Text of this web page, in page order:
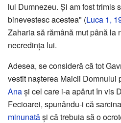
lui Dumnezeu. Și am fost trimis
binevestesc acestea" (Luca 1,
Zaharia să rămână mut până la
necredința lui.
Adesea, se consideră că tot
vestit nașterea Maicii Domnului
Anași cel care i-a apărut în vis
Fecioarei, spunându-i că
minunatăși că trebuia să o